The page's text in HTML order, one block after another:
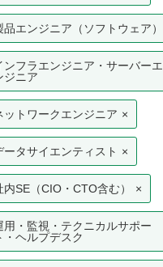
品エンジニア（ソフトウェア）
ンフラエンジニア・サーバーエ
ジニア
ットワークエンジニア ×
ータサイエンティスト ×
内SE（CIO・CTO含む） ×
用・監視・テクニカルサポー
・ヘルプデスク